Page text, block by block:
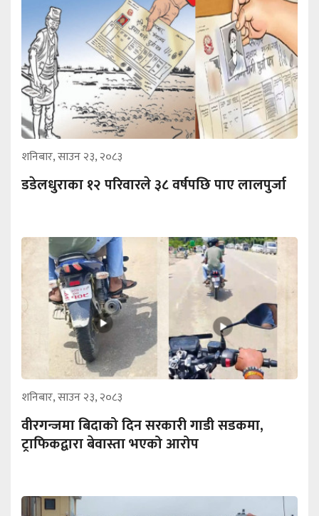
शनिबार, साउन २३, २०८३
डडेलधुराका १२ परिवारले ३८ वर्षपछि पाए लालपुर्जा
शनिबार, साउन २३, २०८३
वीरगन्जमा बिदाको दिन सरकारी गाडी सडकमा,
ट्राफिकद्वारा बेवास्ता भएको आरोप